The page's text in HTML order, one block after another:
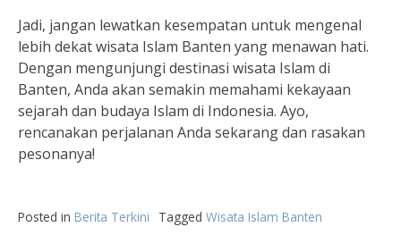
Jadi, jangan lewatkan kesempatan untuk mengenal
lebih dekat wisata Islam Banten yang menawan hati.
Dengan mengunjungi destinasi wisata Islam di
Banten, Anda akan semakin memahami kekayaan
sejarah dan budaya Islam di Indonesia. Ayo,
rencanakan perjalanan Anda sekarang dan rasakan
pesonanya!
Posted in Berita Terkini Tagged Wisata Islam Banten